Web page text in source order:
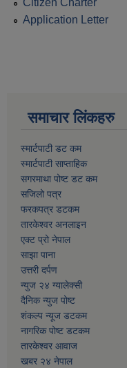
Citizen Charter
Application Letter
समाचार लिंकहरु
स्मार्टपाटी डट कम
स्मार्टपाटी साप्ताहिक
सगरमाथा पोष्ट डट कम
सजिलो पत्र
फरकपत्र डटकम
तारकेश्वर अनलाइन
एक्ट प्रो नेपाल
साझा पाना
उत्तरी दर्पण
न्युज २४ ग्यालेक्सी
दैनिक न्युज पोष्ट
शंकल्प न्यूज डटकम
नागरिक पोष्ट डटकम
तारकेश्वर आवाज
खबर २४ नेपाल